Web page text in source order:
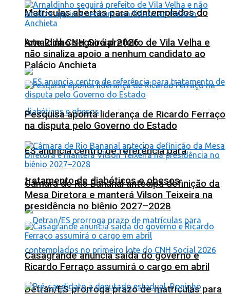
Matrículas abertas para contemplados do
lote 2 da CNH Social 2026
ES anuncia centro de referência para
tratamento de diabéticos e obesos
Detran/ES prorroga prazo de matrículas para
Arnaldinho seguirá prefeito de Vila Velha e
não sinaliza apoio a nenhum candidato ao
Palácio Anchieta
Pesquisa aponta liderança de Ricardo Ferraço
na disputa pelo Governo do Estado
Câmara de Rio Bananal antecipa definição da
Mesa Diretora e manterá Vilson Teixeira na
presidência no biênio 2027–2028
Casagrande anuncia saída do governo e
Ricardo Ferraço assumirá o cargo em abril